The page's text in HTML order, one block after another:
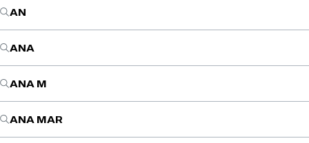
AN
ANA
ANA M
ANA MAR